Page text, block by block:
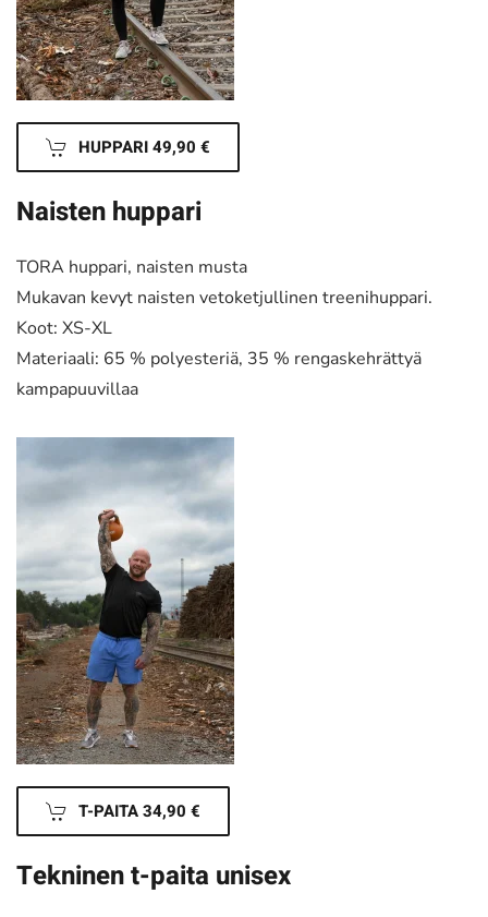
HUPPARI 49,90 €
Naisten huppari
TORA huppari, naisten musta
Mukavan kevyt naisten vetoketjullinen treenihuppari.
Koot: XS-XL
Materiaali: 65 % polyesteriä, 35 % rengaskehrättyä
kampapuuvillaa
T-PAITA 34,90 €
Tekninen t-paita unisex